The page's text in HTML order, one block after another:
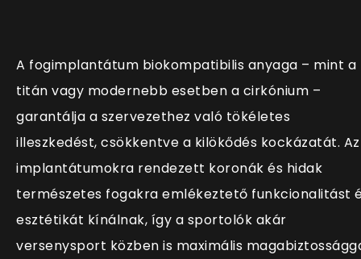
A fogimplantátum biokompatibilis anyaga – mint a
titán vagy modernebb esetben a cirkónium –
garantálja a szervezethez való tökéletes
illeszkedést, csökkentve a kilökődés kockázatát. Az
implantátumokra rendezett koronák és hidak
természetes fogakra emlékeztető funkcionalitást
esztétikát kínálnak, így a sportolók akár
versenysport közben is maximális